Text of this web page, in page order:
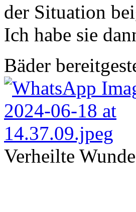
der Situation
Ich habe sie
Bäder
Verheilte Wunde